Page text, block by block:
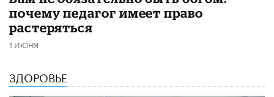
почему педагог имеет право
растеряться
1 ИЮНЯ
ЗДОРОВЬЕ